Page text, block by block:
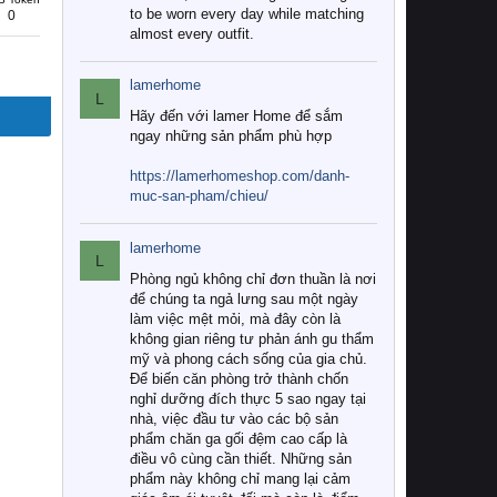
0
to be worn every day while matching
almost every outfit.
L
lamerhome
Hãy đến với lamer Home để sắm
ngay những sản phẩm phù hợp
https://lamerhomeshop.com/danh-
muc-san-pham/chieu/
L
lamerhome
Phòng ngủ không chỉ đơn thuần là nơi
để chúng ta ngả lưng sau một ngày
làm việc mệt mỏi, mà đây còn là
không gian riêng tư phản ánh gu thẩm
mỹ và phong cách sống của gia chủ.
Để biến căn phòng trở thành chốn
nghỉ dưỡng đích thực 5 sao ngay tại
nhà, việc đầu tư vào các bộ sản
phẩm chăn ga gối đệm cao cấp là
điều vô cùng cần thiết. Những sản
phẩm này không chỉ mang lại cảm